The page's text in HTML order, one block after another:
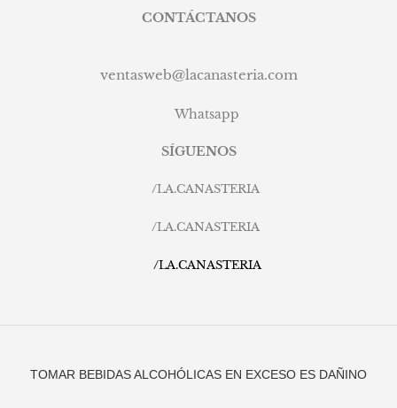
CONTÁCTANOS
ventasweb@lacanasteria.com
Whatsapp
SÍGUENOS
/LA.CANASTERIA
/LA.CANASTERIA
/LA.CANASTERIA
TOMAR BEBIDAS ALCOHÓLICAS EN EXCESO ES DAÑINO